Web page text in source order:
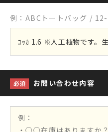
例：ABCトートバッグ /
お問い合わせ内容
必須